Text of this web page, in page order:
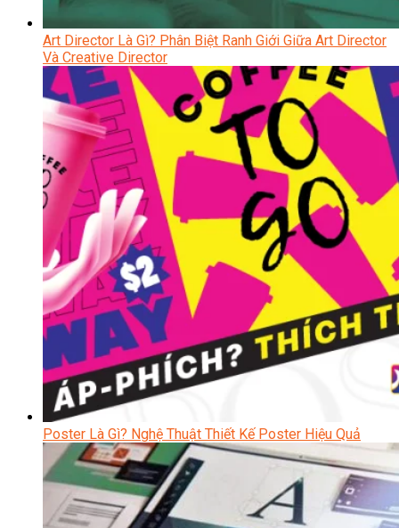
Art Director Là Gì? Phân Biệt Ranh Giới Giữa Art Director
Và Creative Director
Poster Là Gì? Nghệ Thuật Thiết Kế Poster Hiệu Quả